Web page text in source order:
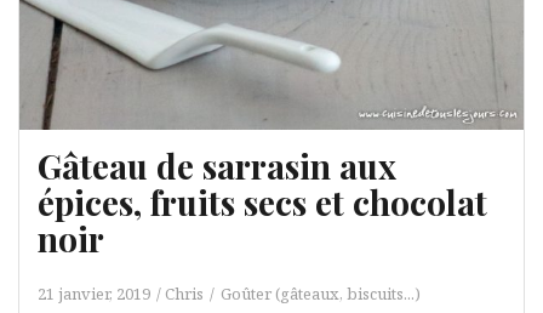
Gâteau de sarrasin aux
épices, fruits secs et chocolat
noir
21 janvier, 2019 Chris Goûter (gâteaux, biscuits...)